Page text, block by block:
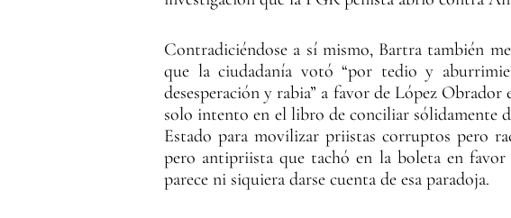
Contradiciéndose a sí mismo, Bartra también
que la ciudadanía votó “por tedio y
desesperación y rabia” a favor de López
solo intento en el libro de conciliar sólidamente
Estado para movilizar priistas corruptos pero
pero antipriista que tachó en la boleta en
parece ni siquiera darse cuenta de esa paradoja.